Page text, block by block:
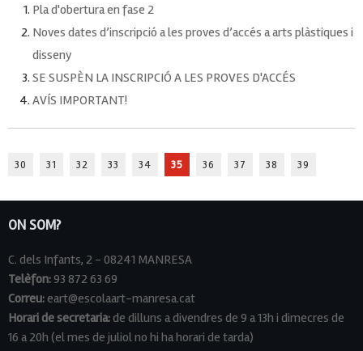
Pla d'obertura en fase 2
Noves dates d’inscripció a les proves d’accés a arts plàstiques i
disseny
SE SUSPÈN LA INSCRIPCIÓ A LES PROVES D'ACCÉS
AVÍS IMPORTANT!
30 31 32 33 34 35 36 37 38 39
ON SOM?
C. dels Infants, 2 - 08241 MANRESA
Telèfon:93 872 63 69
Correu: eart@escolaart-manresa.cat
Horari de secretaria:de dilluns a divendres de 9 a 13h i dimecres de
16 a 20h (el mes de juliol no hi ha horari de tarda)